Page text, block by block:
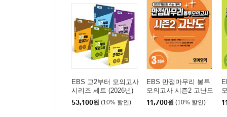
EBS 고2부터 모의고사
시리즈 세트 (2026년)
53,100원 (10% 할인)
EBS 만점마무리 봉투
모의고사 시즌2 고난도
영어영역 3회분 (2026
년)
11,700원 (10% 할인)